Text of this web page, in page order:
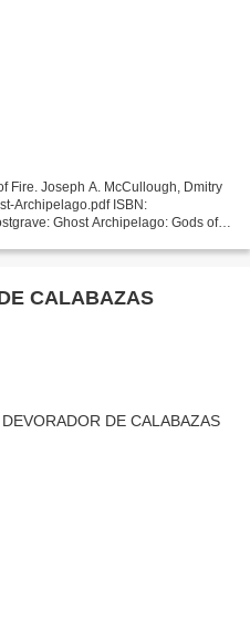
Fire. Joseph A. McCullough, Dmitry
Archipelago.pdf ISBN:
Ghost Archipelago: Gods of
CALABAZAS